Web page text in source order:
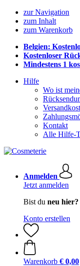
zur Navigation
zum Inhalt
zum Warenkorb
Belgien:
Kostenloser
Mindestens 1
Hilfe
Wo ist
Kontakt
Alle Hilfe-
Anmelden
Jetzt anmelden
Bist du neu hier?
Konto erstellen
Warenkorb € 0,00